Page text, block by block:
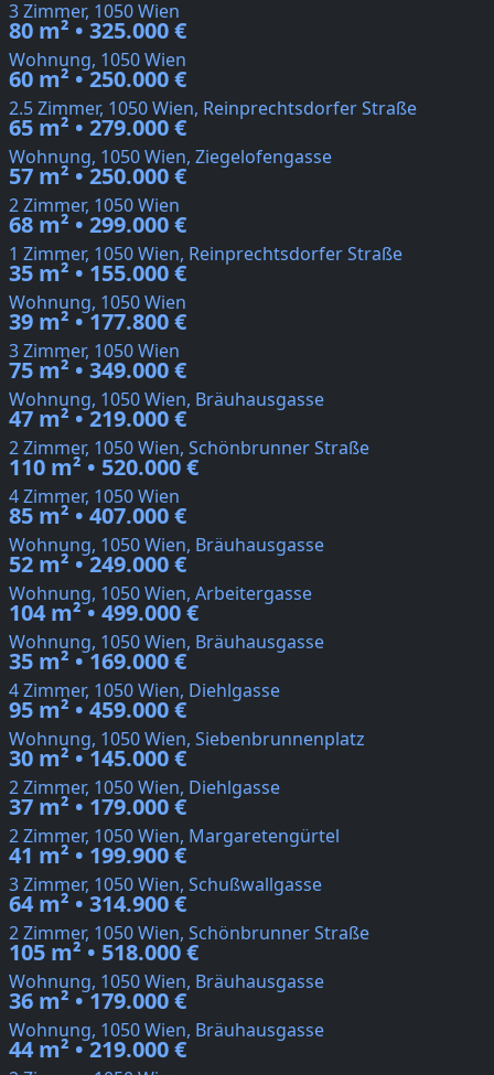
3 Zimmer, 1050 Wien
80 m² • 325.000 €
Wohnung, 1050 Wien
60 m² • 250.000 €
2.5 Zimmer, 1050 Wien, Reinprechtsdorfer Straße
65 m² • 279.000 €
Wohnung, 1050 Wien, Ziegelofengasse
57 m² • 250.000 €
2 Zimmer, 1050 Wien
68 m² • 299.000 €
1 Zimmer, 1050 Wien, Reinprechtsdorfer Straße
35 m² • 155.000 €
Wohnung, 1050 Wien
39 m² • 177.800 €
3 Zimmer, 1050 Wien
75 m² • 349.000 €
Wohnung, 1050 Wien, Bräuhausgasse
47 m² • 219.000 €
2 Zimmer, 1050 Wien, Schönbrunner Straße
110 m² • 520.000 €
4 Zimmer, 1050 Wien
85 m² • 407.000 €
Wohnung, 1050 Wien, Bräuhausgasse
52 m² • 249.000 €
Wohnung, 1050 Wien, Arbeitergasse
104 m² • 499.000 €
Wohnung, 1050 Wien, Bräuhausgasse
35 m² • 169.000 €
4 Zimmer, 1050 Wien, Diehlgasse
95 m² • 459.000 €
Wohnung, 1050 Wien, Siebenbrunnenplatz
30 m² • 145.000 €
2 Zimmer, 1050 Wien, Diehlgasse
37 m² • 179.000 €
2 Zimmer, 1050 Wien, Margaretengürtel
41 m² • 199.900 €
3 Zimmer, 1050 Wien, Schußwallgasse
64 m² • 314.900 €
2 Zimmer, 1050 Wien, Schönbrunner Straße
105 m² • 518.000 €
Wohnung, 1050 Wien, Bräuhausgasse
36 m² • 179.000 €
Wohnung, 1050 Wien, Bräuhausgasse
44 m² • 219.000 €